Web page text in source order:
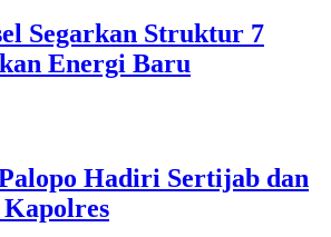
Segarkan Struktur 7
Energi Baru
Hadiri Sertijab dan
Kapolres